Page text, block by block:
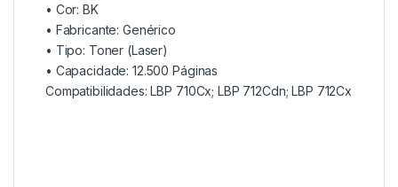
• Cor: BK
• Fabricante:Genérico
• Tipo: Toner (Laser)
• Capacidade:12.500 Páginas
Compatibilidades: LBP 710Cx; LBP 712Cdn; LBP 712Cx